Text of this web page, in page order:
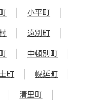
小平町
遠別町
中頓別町
町 幌延町
清里町